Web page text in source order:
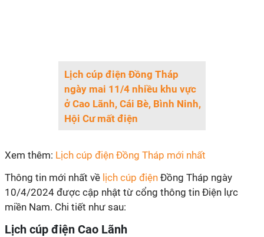
Lịch cúp điện Đồng Tháp
ngày mai 11/4 nhiều khu vực
ở Cao Lãnh, Cái Bè, Bình Ninh,
Hội Cư mất điện
Xem thêm: Lịch cúp điện Đồng Tháp mới nhất
Thông tin mới nhất về lịch cúp điện Đồng Tháp ngày
10/4/2024 được cập nhật từ cổng thông tin Điện lực
miền Nam. Chi tiết như sau:
Lịch cúp điện Cao Lãnh